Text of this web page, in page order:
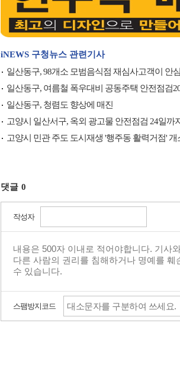
iNEWS 구청뉴스 관련기사
일산동구, 98개소 모범음식점 재심사고객이 안
일산동구, 여름철 폭우대비 공동주택 안전점검
일산동구, 청렴도 향상에 매진
고양시 일산서구, 옥외 광고물 안전점검 24일까
고양시 민관 주도 도시재생 '행주동 활력거점' 개
댓글 0
작성자
스팸방지코드